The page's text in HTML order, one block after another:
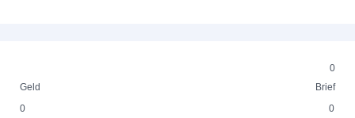
0
Geld
Brief
0
0